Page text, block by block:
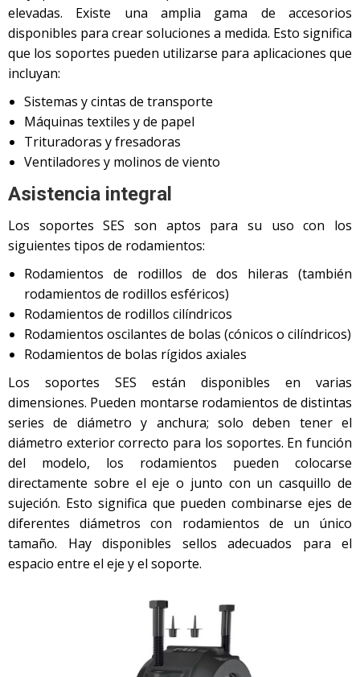
elevadas. Existe una amplia gama de accesorios
disponibles para crear soluciones a medida. Esto significa
que los soportes pueden utilizarse para aplicaciones que
incluyan:
Sistemas y cintas de transporte
Máquinas textiles y de papel
Trituradoras y fresadoras
Ventiladores y molinos de viento
Asistencia integral
Los soportes SES son aptos para su uso con los
siguientes tipos de rodamientos:
Rodamientos de rodillos de dos hileras (también
rodamientos de rodillos esféricos)
Rodamientos de rodillos cilíndricos
Rodamientos oscilantes de bolas (cónicos o cilíndricos)
Rodamientos de bolas rígidos axiales
Los soportes SES están disponibles en varias
dimensiones. Pueden montarse rodamientos de distintas
series de diámetro y anchura; solo deben tener el
diámetro exterior correcto para los soportes. En función
del modelo, los rodamientos pueden colocarse
directamente sobre el eje o junto con un casquillo de
sujeción. Esto significa que pueden combinarse ejes de
diferentes diámetros con rodamientos de un único
tamaño. Hay disponibles sellos adecuados para el
espacio entre el eje y el soporte.